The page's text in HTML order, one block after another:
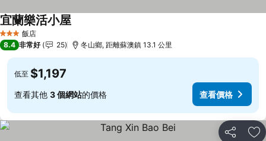
3 星級 飯店
宜蘭樂活小屋查看價格
8.4 非常好 25 冬山鄉, 距離蘇澳鎮 13.1 公里
低至 $1,197
查看其他 3 個網站的價格 查看價格
分享 加